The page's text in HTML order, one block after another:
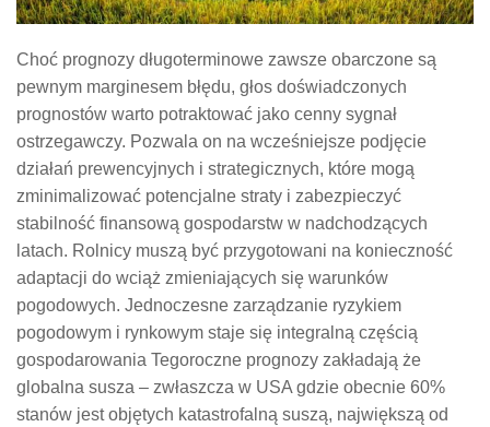
Choć prognozy długoterminowe zawsze obarczone są
pewnym marginesem błędu, głos doświadczonych
prognostów warto potraktować jako cenny sygnał
ostrzegawczy. Pozwala on na wcześniejsze podjęcie
działań prewencyjnych i strategicznych, które mogą
zminimalizować potencjalne straty i zabezpieczyć
stabilność finansową gospodarstw w nadchodzących
latach. Rolnicy muszą być przygotowani na konieczność
adaptacji do wciąż zmieniających się warunków
pogodowych. Jednoczesne zarządzanie ryzykiem
pogodowym i rynkowym staje się integralną częścią
gospodarowania Tegoroczne prognozy zakładają że
globalna susza – zwłaszcza w USA gdzie obecnie 60%
stanów jest objętych katastrofalną suszą, największą od